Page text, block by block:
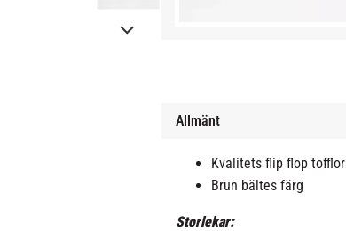
Allmänt
Kvalitets flip flop tofflor
Brun bältes färg
Storlekar: